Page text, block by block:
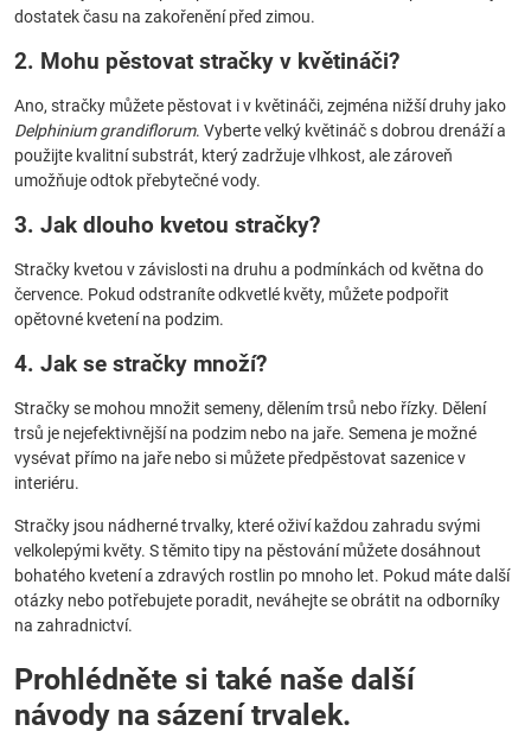
dostatek času na zakořenění před zimou.
2. Mohu pěstovat stračky v květináči?
Ano, stračky můžete pěstovat i v květináči, zejména nižší druhy jako
Delphinium grandiflorum. Vyberte velký květináč s dobrou drenáží a
použijte kvalitní substrát, který zadržuje vlhkost, ale zároveň
umožňuje odtok přebytečné vody.
3. Jak dlouho kvetou stračky?
Stračky kvetou v závislosti na druhu a podmínkách od května do
července. Pokud odstraníte odkvetlé květy, můžete podpořit
opětovné kvetení na podzim.
4. Jak se stračky množí?
Stračky se mohou množit semeny, dělením trsů nebo řízky. Dělení
trsů je nejefektivnější na podzim nebo na jaře. Semena je možné
vysévat přímo na jaře nebo si můžete předpěstovat sazenice v
interiéru.
Stračky jsou nádherné trvalky, které oživí každou zahradu svými
velkolepými květy. S těmito tipy na pěstování můžete dosáhnout
bohatého kvetení a zdravých rostlin po mnoho let. Pokud máte další
otázky nebo potřebujete poradit, neváhejte se obrátit na odborníky
na zahradnictví.
Prohlédněte si také naše další
návody na sázení trvalek.